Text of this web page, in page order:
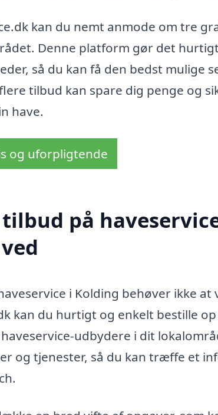
kan du nemt anmode om tre
Denne platform gør det
så du kan få den bedst mulige
tilbud kan spare dig penge og
have.
og uforpligtende
på
i Kolding behøver ikke
kan du hurtigt og enkelt bestille
udbydere i dit
og tjenester, så du kan træffe et